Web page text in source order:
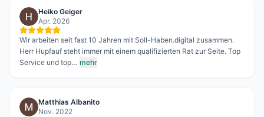
Heiko Geiger
Apr. 2026
Wir arbeiten seit fast 10 Jahren mit Soll-Haben.digital zusammen.
Herr Hupfauf steht immer mit einem qualifizierten Rat zur Seite. Top
Service und top… mehr
Matthias Albanito
Nov. 2022